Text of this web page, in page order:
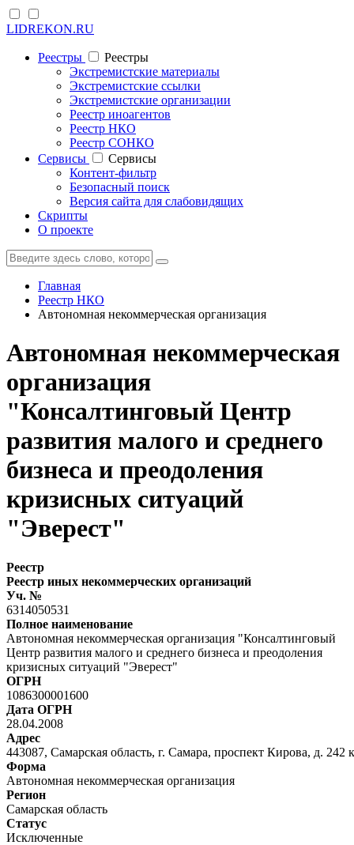
LIDREKON.RU
Реестры
Реестры
Экстремистские материалы
Экстремистские ссылки
Экстремистские организации
Реестр иноагентов
Реестр НКО
Реестр СОНКО
Cервисы
Cервисы
Контент-фильтр
Безопасный поиск
Версия сайта для слабовидящих
Скрипты
О проекте
Главная
Реестр НКО
Автономная некоммерческая организация
Автономная некоммерческая
организация
"Консалтинговый Центр
развития малого и среднего
бизнеса и преодоления
кризисных ситуаций
"Эверест"
Реестр
Реестр иных некоммерческих организаций
Уч. №
6314050531
Полное наименование
Автономная некоммерческая организация "Консалтинговый
Центр развития малого и среднего бизнеса и преодоления
кризисных ситуаций "Эверест"
ОГРН
1086300001600
Дата ОГРН
28.04.2008
Адрес
443087, Самарская область, г. Самара, проспект Кирова, д. 242
Форма
Автономная некоммерческая организация
Регион
Самарская область
Статус
Исключенные